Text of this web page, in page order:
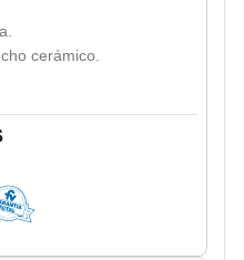
cerámico.